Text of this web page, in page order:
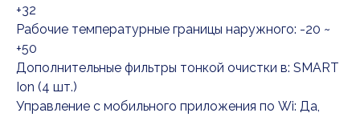
+32
Рабочие температурные границы наружного: -20 ~
+50
Дополнительные фильтры тонкой очистки в: SMART
Ion (4 шт.)
Управление c мобильного приложения по Wi: Да,